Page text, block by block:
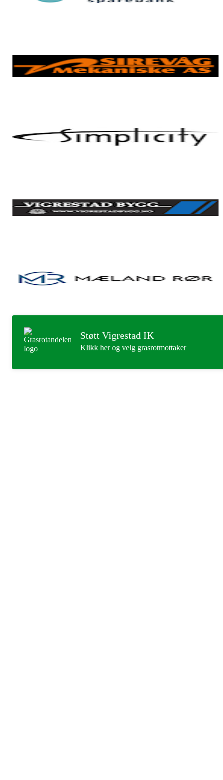
Støtt Vigrestad IK
Klikk her og velg grasrotmottaker